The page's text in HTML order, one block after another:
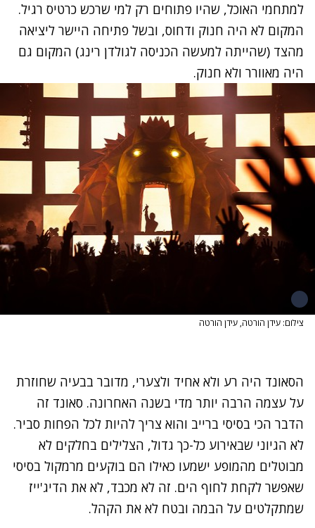
למתחמי האוכל, שהיו פתוחים רק למי שרכש כרטיס רגיל.
המקום לא היה חנוק ודחוס, ובשל פתיחה היישר ליציאה
מהצד (שהייתה למעשה הכניסה לגולדן רינג) המקום גם
היה מאוורר ולא חנוק.
צילום: עידן הורטה, עידן הורטה
הסאונד היה רע ולא אחיד ולצערי, מדובר בבעיה שחוזרת
על עצמה הרבה יותר מדי בשנה האחרונה. סאונד זה
הדבר הכי בסיסי ברייב והוא צריך להיות לכל הפחות סביר.
לא הגיוני שבאירוע כל-כך גדול, הצלילים בחלקים לא
מבוטלים מהמופע ישמעו כאילו הם בוקעים מרמקול בסיסי
שאפשר לקחת לחוף הים. זה לא מכבד, לא את הדיג'ייז
שמתקלטים על הבמה ובטח לא את הקהל.